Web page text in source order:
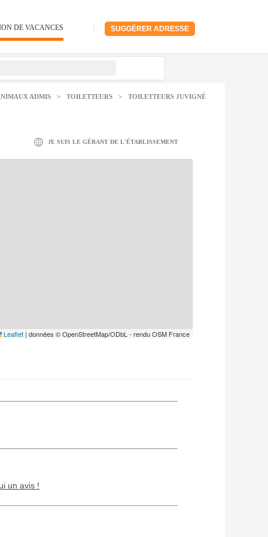
SUGGÉRER ADRESSE
DE VACANCES
ADMIS > TOILETTEURS > TOILETTEURS JUVIGNÉ
JE SUIS LE GÉRANT DE L'ÉTABLISSEMENT
Leaflet | données © OpenStreetMap/ODbL - rendu OSM France
un avis !